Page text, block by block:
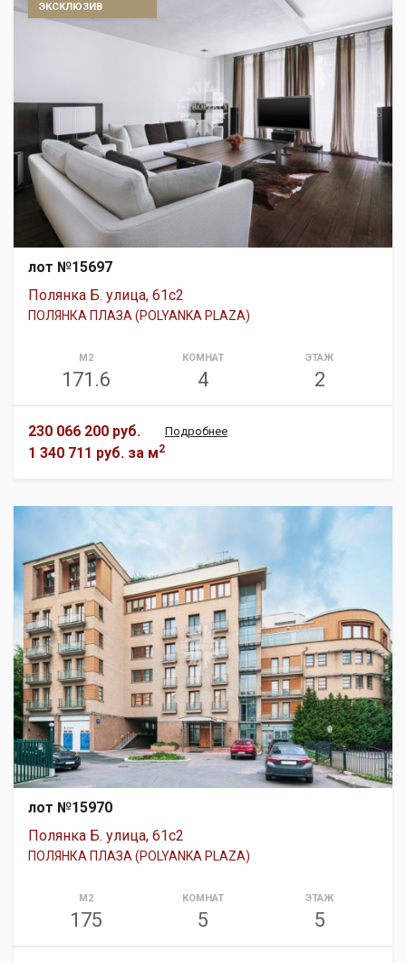
ЭКСКЛЮЗИВ
лот №15697
Полянка Б. улица, 61с2
ПОЛЯНКА ПЛАЗА (POLYANKA PLAZA)
М2
171.6
КОМНАТ
4
ЭТАЖ
2
230 066 200 руб.
1 340 711 руб. за м2
Подробнее
лот №15970
Полянка Б. улица, 61с2
ПОЛЯНКА ПЛАЗА (POLYANKA PLAZA)
М2
175
КОМНАТ
5
ЭТАЖ
5